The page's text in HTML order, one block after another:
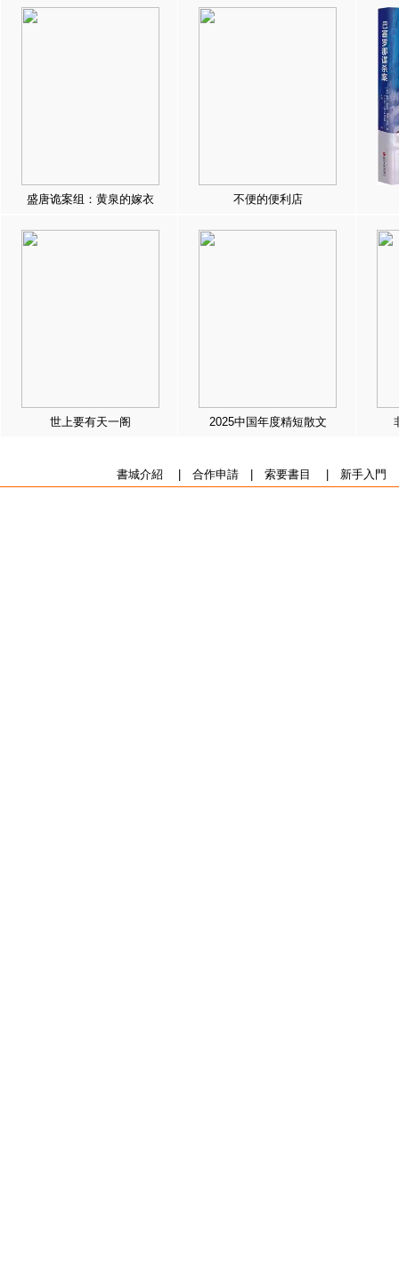
盛唐诡案组：黄泉的嫁衣 不便的便利店
世上要有天一阁 2025中国年度精短散文
書城介紹 合作申請| 索要書目 新手入門